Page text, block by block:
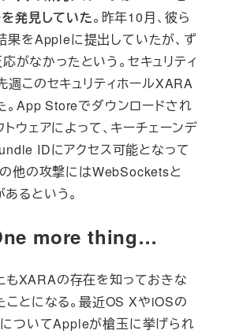
発見していた。昨年10月、彼ら
果をAppleに提出していたが、ず
がなかったという。セキュリティ
週このセキュリティホールXARA
。App Storeでダウンロードされ
ウェアによって、キーチェーンデ
IDにアクセス可能となって
の他の攻撃にはWebSocketsと
るという。
more thing…
XARAの存在を知っておきな
ことになる。最近OS XやiOSの
についてAppleが槍玉に挙げられ